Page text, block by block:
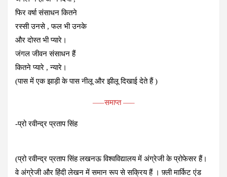
फिर वर्षा संसाधन कितने
रस्सी उनसे , फल भी उनके
और दोस्त भी प्यारे।
जंगल जीवन संसाधन हैं
कितने प्यारे , न्यारे।
(पास में एक झाड़ी के पास नीलू और झीलू दिखाई देते हैं )
—–समाप्त —–
-प्रो रवीन्द्र प्रताप सिंह
(प्रो रवीन्द्र प्रताप सिंह लखनऊ विश्वविद्यालय में अंग्रेजी के प्रोफेसर हैं।
वे अंग्रेजी और हिंदी लेखन में समान रूप से सक्रिय हैं । फ़्ली मार्किट एंड